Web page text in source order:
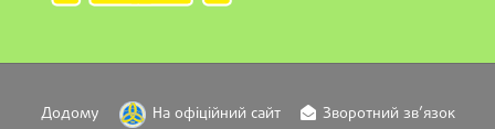
Додому На офіційний сайт Зворотний зв’язок